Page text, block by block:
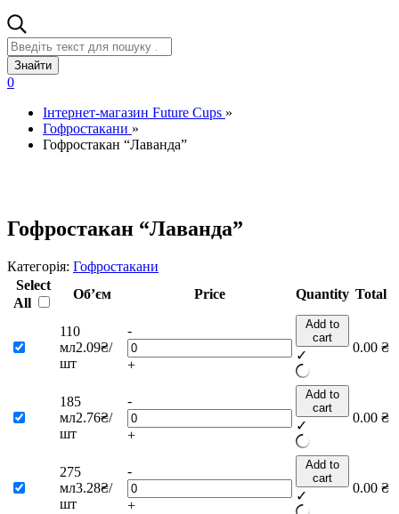
Знайти
0
Інтернет-магазин Future Cups »
Гофростакани »
Гофростакан “Лаванда”
Гофростакан “Лаванда”
Категорія: Гофростакани
Select
All
Об’єм Price Quantity Total
110
мл2.09₴/
шт
-
+
Add to
cart
✓
0.00 ₴
185
мл2.76₴/
шт
-
+
Add to
cart
✓
0.00 ₴
275
мл3.28₴/
шт
-
+
Add to
cart
✓
0.00 ₴